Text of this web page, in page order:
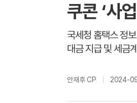
쿠콘 ‘사
국세청 홈택스 정
대금 지급 및 세금
안재후 CP 2024-